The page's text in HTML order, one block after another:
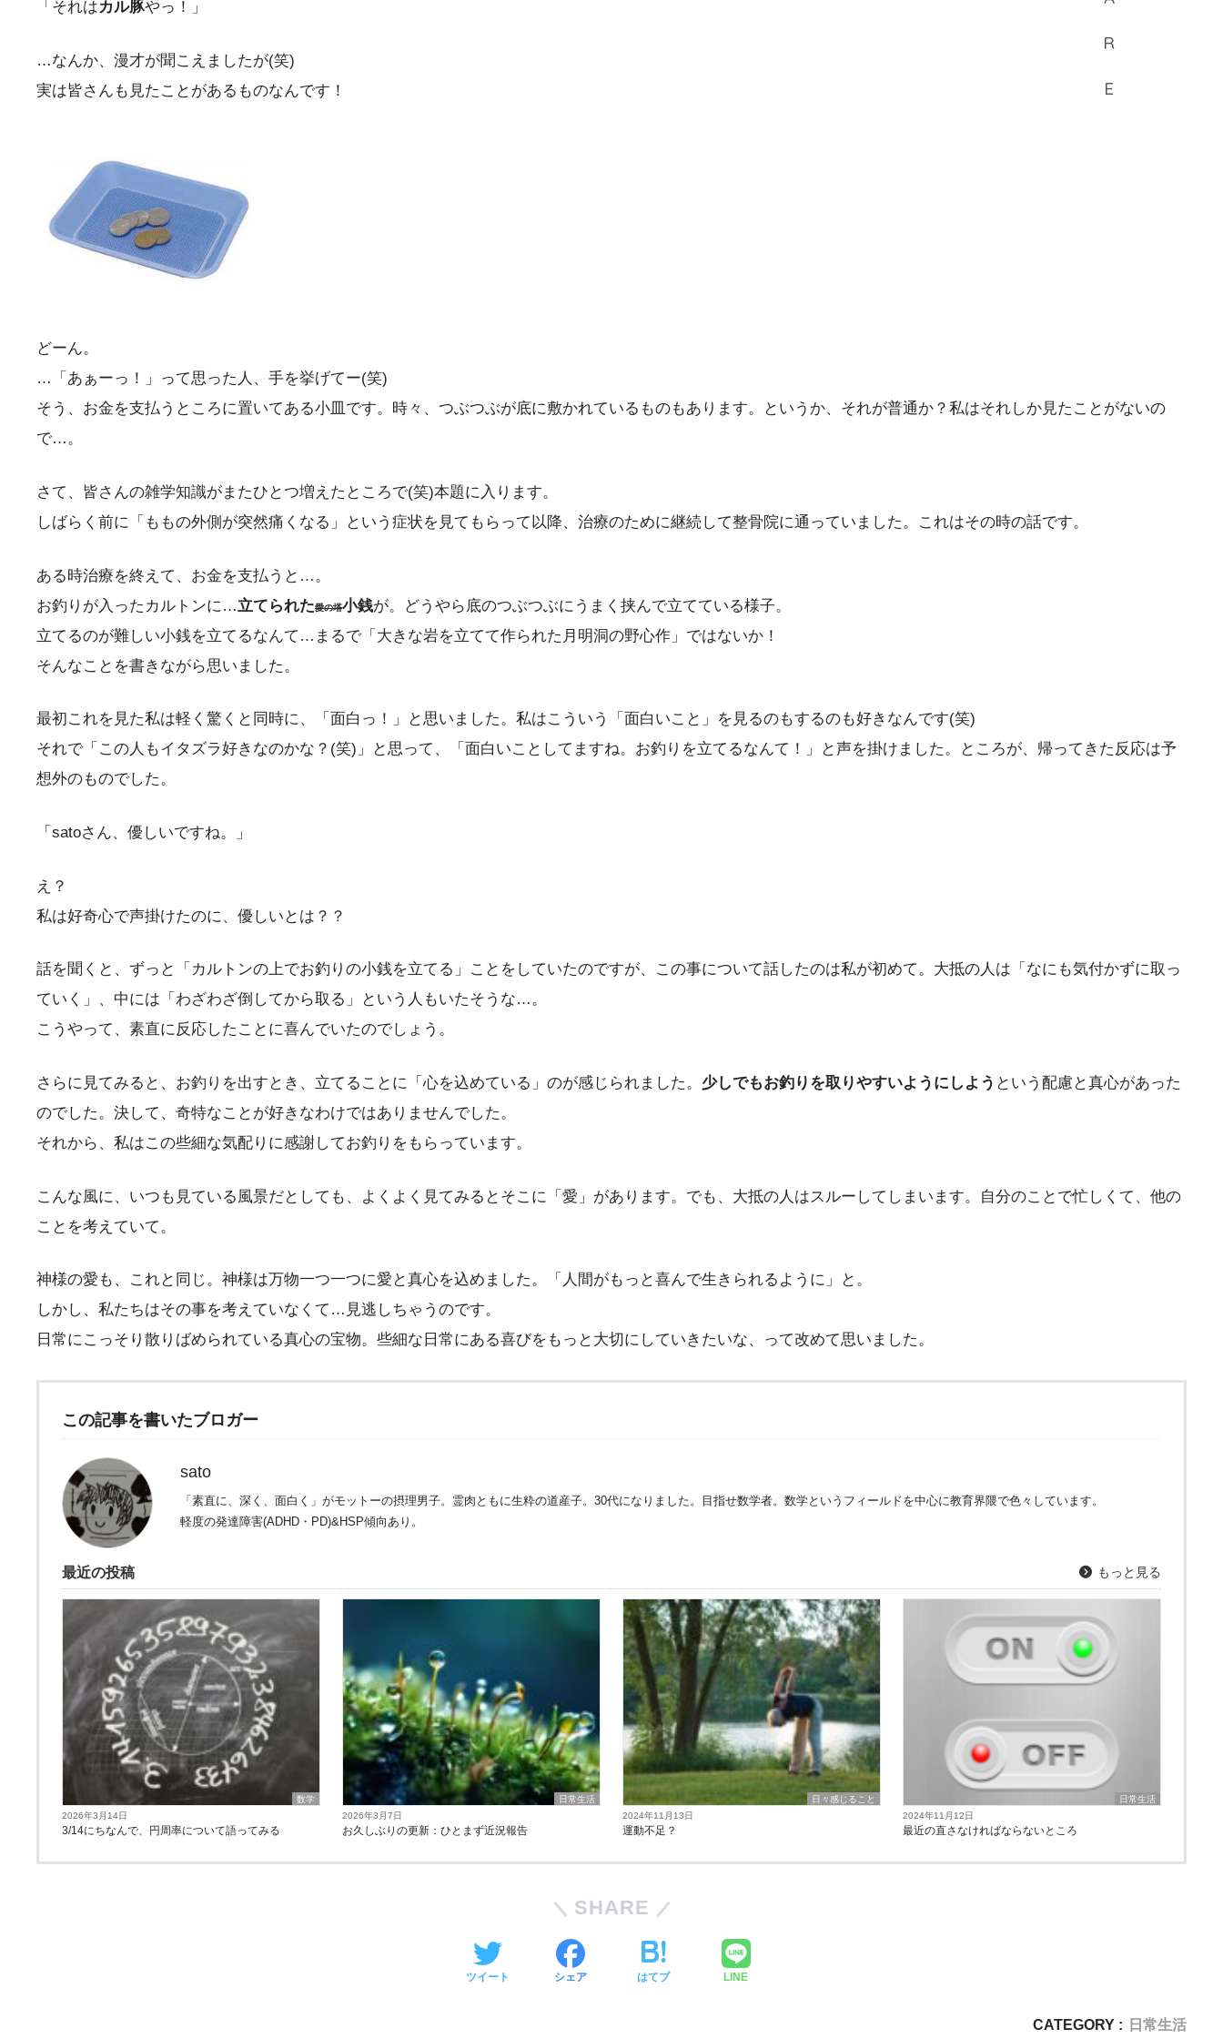
「それはカル豚やっ！」
…なんか、漫才が聞こえましたが(笑)
実は皆さんも見たことがあるものなんです！
どーん。
…「あぁーっ！」って思った人、手を挙げてー(笑)
そう、お金を支払うところに置いてある小皿です。時々、つぶつぶが底に敷かれているものもあります。というか、それが普通か？私はそれしか見たことがないの
で…。
さて、皆さんの雑学知識がまたひとつ増えたところで(笑)本題に入ります。
しばらく前に「ももの外側が突然痛くなる」という症状を見てもらって以降、治療のために継続して整骨院に通っていました。これはその時の話です。
ある時治療を終えて、お金を支払うと…。
お釣りが入ったカルトンに…立てられた愛の塔小銭が。どうやら底のつぶつぶにうまく挟んで立てている様子。
立てるのが難しい小銭を立てるなんて…まるで「大きな岩を立てて作られた月明洞の野心作」ではないか！
そんなことを書きながら思いました。
最初これを見た私は軽く驚くと同時に、「面白っ！」と思いました。私はこういう「面白いこと」を見るのもするのも好きなんです(笑)
それで「この人もイタズラ好きなのかな？(笑)」と思って、「面白いことしてますね。お釣りを立てるなんて！」と声を掛けました。ところが、帰ってきた反応は予
想外のものでした。
「satoさん、優しいですね。」
え？
私は好奇心で声掛けたのに、優しいとは？？
話を聞くと、ずっと「カルトンの上でお釣りの小銭を立てる」ことをしていたのですが、この事について話したのは私が初めて。大抵の人は「なにも気付かずに取っ
ていく」、中には「わざわざ倒してから取る」という人もいたそうな…。
こうやって、素直に反応したことに喜んでいたのでしょう。
さらに見てみると、お釣りを出すとき、立てることに「心を込めている」のが感じられました。 少しでもお釣りを取りやすいようにしよう という配慮と真心があった
のでした。決して、奇特なことが好きなわけではありませんでした。
それから、私はこの些細な気配りに感謝してお釣りをもらっています。
こんな風に、いつも見ている風景だとしても、よくよく見てみるとそこに「愛」があります。でも、大抵の人はスルーしてしまいます。自分のことで忙しくて、他の
ことを考えていて。
神様の愛も、これと同じ。神様は万物一つ一つに愛と真心を込めました。「人間がもっと喜んで生きられるように」と。
しかし、私たちはその事を考えていなくて…見逃しちゃうのです。
日常にこっそり散りばめられている真心の宝物。些細な日常にある喜びをもっと大切にしていきたいな、って改めて思いました。
この記事を書いたブロガー
sato
「素直に、深く、面白く」がモットーの摂理男子。霊肉ともに生粋の道産子。30代になりました。目指せ数学者。数学というフィールドを中心に教育界隈で色々しています。
軽度の発達障害(ADHD・PD)&HSP傾向あり。
最近の投稿 もっと見る
数学
2026年3月14日
3/14にちなんで、円周率について語ってみる
日常生活
2026年3月7日
お久しぶりの更新：ひとまず近況報告
日々感じること
2024年11月13日
運動不足？
日常生活
2024年11月12日
最近の直さなければならないところ
SHARE
ツイート シェア はてブ LINE
CATEGORY : 日常生活